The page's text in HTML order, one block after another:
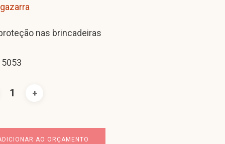
nas brincadeiras
5053
AO ORÇAMENTO